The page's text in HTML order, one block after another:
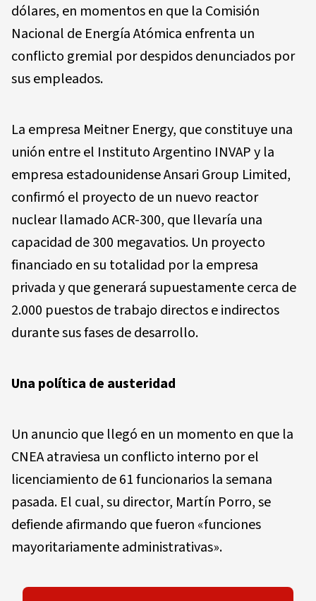
dólares, en momentos en que la Comisión
Nacional de Energía Atómica enfrenta un
conflicto gremial por despidos denunciados por
sus empleados.
La empresa Meitner Energy, que constituye una
unión entre el Instituto Argentino INVAP y la
empresa estadounidense Ansari Group Limited,
confirmó el proyecto de un nuevo reactor
nuclear llamado ACR-300, que llevaría una
capacidad de 300 megavatios. Un proyecto
financiado en su totalidad por la empresa
privada y que generará supuestamente cerca de
2.000 puestos de trabajo directos e indirectos
durante sus fases de desarrollo.
Una política de austeridad
Un anuncio que llegó en un momento en que la
CNEA atraviesa un conflicto interno por el
licenciamiento de 61 funcionarios la semana
pasada. El cual, su director, Martín Porro, se
defiende afirmando que fueron «funciones
mayoritariamente administrativas».